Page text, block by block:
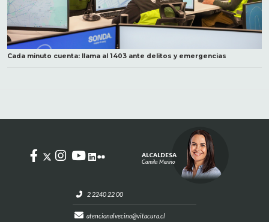
Cada minuto cuenta: llama al 1403 ante delitos y emergencias
2 2240 22 00
atencionalvecino@vitacura.cl
ALCALDESA
Camila Merino